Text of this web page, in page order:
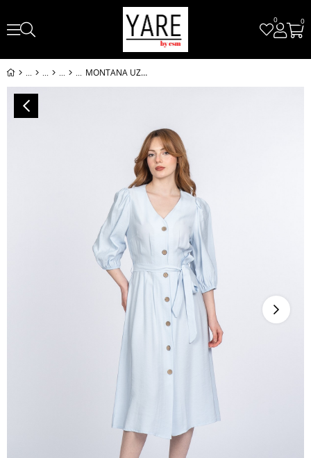
0
0
MONTANA UZUN ELBİSE